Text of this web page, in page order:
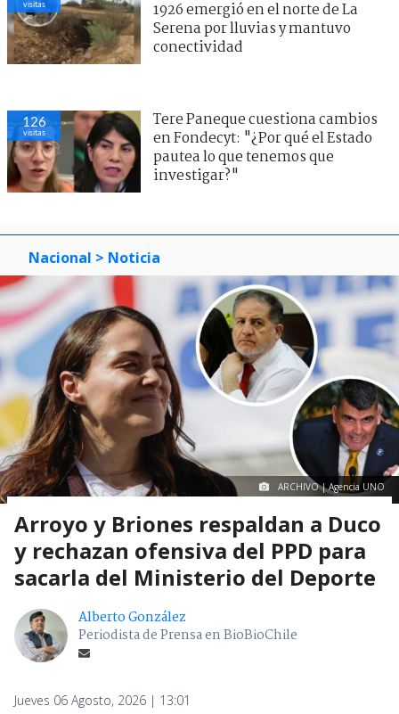
visitas
1926 emergió en el norte de La
Serena por lluvias y mantuvo
conectividad
126
visitas
Tere Paneque cuestiona cambios
en Fondecyt: "¿Por qué el Estado
pautea lo que tenemos que
investigar?"
Nacional > Noticia
ARCHIVO | Agencia UNO
Arroyo y Briones respaldan a Duco
y rechazan ofensiva del PPD para
sacarla del Ministerio del Deporte
Alberto González
Periodista de Prensa en BioBioChile
Jueves 06 Agosto, 2026 | 13:01